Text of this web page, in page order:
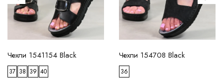
Чехли 1541154 Black
37 38 39 40
Чехли 154708 Black
36